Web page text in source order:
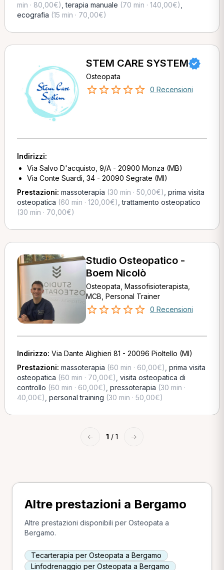
min · 80,00€) ,terapia manuale (70 min · 140,00€)
ecografia (15 min · 70,00€)
STEM CARE SYSTEM
Osteopata
0 Recensioni
Indirizzi:
Via Salvo D'acquisto, 9/A - 20900 Monza (MB)
Via Conte Suardi, 34 - 20090 Segrate (MI)
Prestazioni: massoterapia (30 min · 50,00€) prima visita
osteopatica (60 min · 120,00€) ,trattamento osteopatico
(30 min · 70,00€)
Studio Osteopatico -
Boem Nicolò
Osteopata, Massofisioterapista,
MCB, Personal Trainer
0 Recensioni
Indirizzo: Via Dante Alighieri 81 - 20096 Pioltello (MI)
Prestazioni: massoterapia (60 min · 60,00€) prima visita
osteopatica (60 min · 70,00€) visita osteopatica di
controllo (60 min · 60,00€) pressoterapia (30 min ·
40,00€) personal training (30 min · 50,00€)
← 1 / 1 →
Altre prestazioni a Bergamo
Altre prestazioni disponibili per Osteopata a
Bergamo.
Tecarterapia per Osteopata a Bergamo
Linfodrenaggio per Osteopata a Bergamo